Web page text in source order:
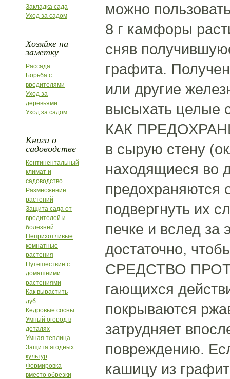
Закладка сада
Уход за садом
Хозяйке на
заметку
Рассада
Борьба с
вредителями
Уход за
деревьями
Уход за садом
Книги о
садоводстве
Континентальный
климат и
садоводство
Размножение
растений
Защита сада от
вредителей и
болезней
Неприхотливые
комнатные
растения
Путешествие с
домашними
растениями
Как вырастить
дуб
Кедровые сосны
Умный огород в
деталях
Умная теплица
Защита ягодных
культур
Формировка
вместо обрезки
можно
8 г камфоры
сняв
графита.
или другие
высыхать целые
КАК
в сырую стену
находящиеся во
предохраняются
подвергнуть их
печке и вслед за
достаточно,
СРЕДСТВО
гающихся
покрываются
затрудняет
повреждению.
кашицу из